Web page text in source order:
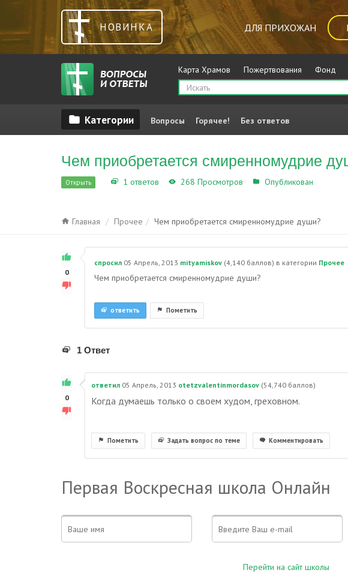
НОВИНКА ДЛЯ ПРИХОЖАН
Карта Храмов Пожертвования Фонд
Вопросы Горячее! Без ответов
Чем приобретается смиренномудрие
Открыть 1 ответов 268 Просмотров Опубликован
Главная Прочее Чем приобретается смиренномудрие души?
0
спросил 05 Апрель, 2013 mityamiskov (4,140 баллов) в категории Прочее
Чем приобретается смиренномудрие души?
Пометить
ответить
1 Ответ
0
ответил 05 Апрель, 2013 otetzvalentinmordasov (54,740 баллов)
Когда думаешь только о своем худом, греховном.
Пометить Задать вопрос по теме Комментировать
Первая Воскресная школа Онлайн
Перейти на сайт школы